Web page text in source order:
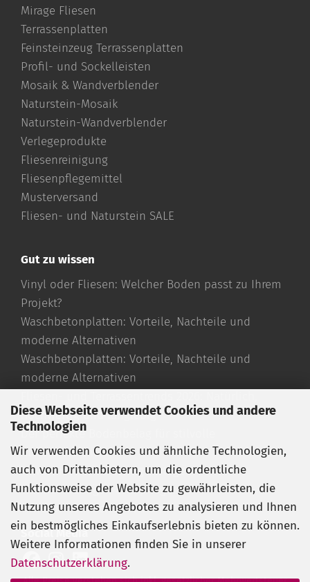
Diese Webseite verwendet Cookies und andere
Technologien
Wir verwenden Cookies und ähnliche Technologien,
auch von Drittanbietern, um die ordentliche
Funktionsweise der Website zu gewährleisten, die
Nutzung unseres Angebotes zu analysieren und Ihnen
ein bestmögliches Einkaufserlebnis bieten zu können.
Weitere Informationen finden Sie in unserer
Datenschutzerklärung.
Mirage Fliesen
Terrassenplatten
Feinsteinzeug Terrassenplatten
Profil- und Sockelleisten
Mosaik & Wandverblender
Naturstein-Mosaik
Naturstein-Wandverblender
Verlegeprodukte
Fliesenreinigung
Fliesenpflegemittel
Musterversand
Fliesen- und Naturstein SALE
Gut zu wissen
Vinyl oder Fliesen: Welcher Boden passt zu Ihrem
Projekt?
Waschbetonplatten: Vorteile, Nachteile und
moderne Alternativen
Waschbetonplatten: Vorteile, Nachteile und
moderne Alternativen
hochwertig und langlebig
Der perfekte Bodenbelag für stilvolle
Außenbereiche
Travertin Fliesen richtig verlegen
Travertin reinigen und pflegen
Travertin römischer Verband
Social Media